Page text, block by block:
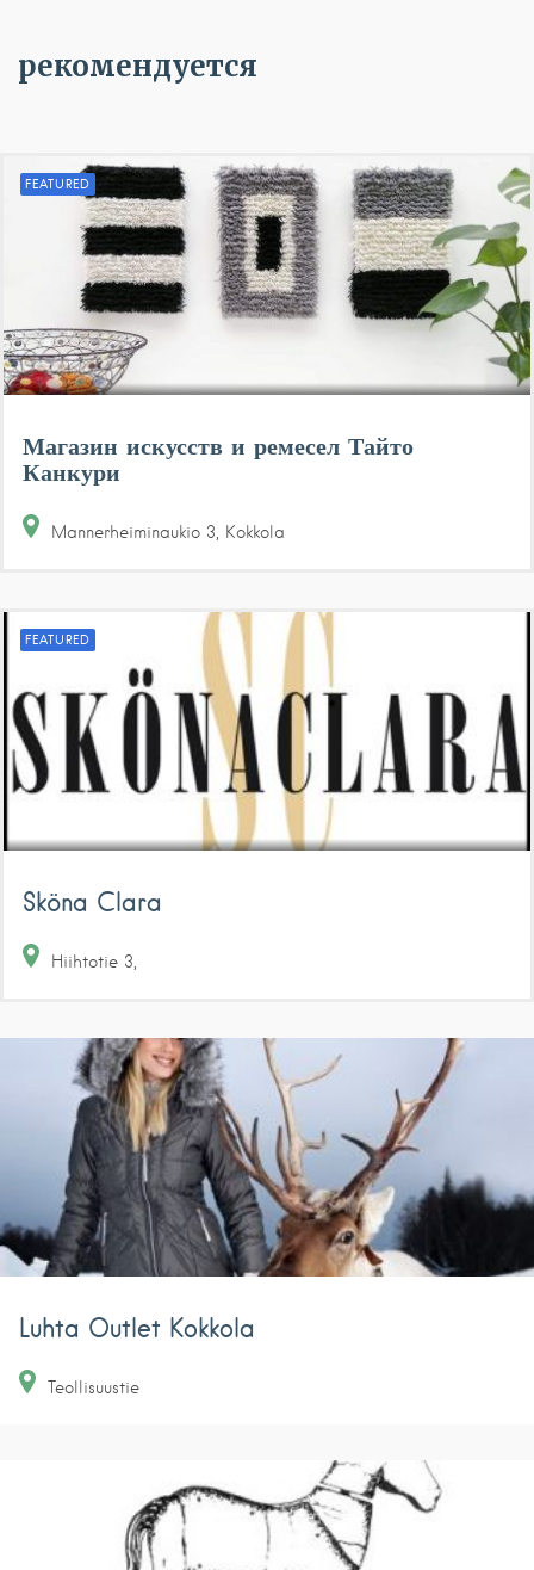
рекомендуется
FEATURED
Магазин искусств и ремесел Тайто
Канкури
Mannerheiminaukio 3 Kokkola
FEATURED
Sköna Clara
Hiihtotie 3
Luhta Outlet Kokkola
Teollisuustie